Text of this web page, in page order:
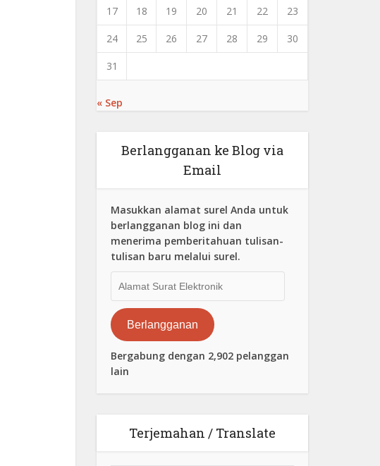
17 18 19 20 21 22 23
24 25 26 27 28 29 30
31
« Sep
Berlangganan ke Blog via
Email
Masukkan alamat surel Anda untuk
berlangganan blog ini dan
menerima pemberitahuan tulisan-
tulisan baru melalui surel.
Surat
Elektronik
Berlangganan
Bergabung dengan 2,902 pelanggan
lain
Terjemahan / Translate